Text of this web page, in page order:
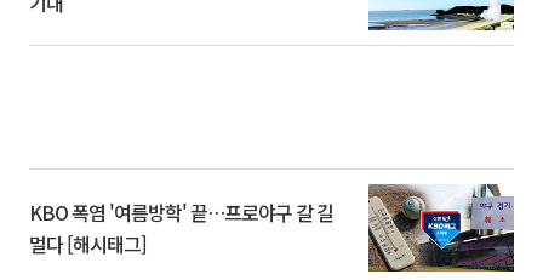
KBO 폭염 '여름방학' 끝…프로야구 갈 길
멀다 [해시태그]